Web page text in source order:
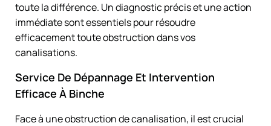
toute la différence. Un diagnostic précis et une action
immédiate sont essentiels pour résoudre
efficacement toute obstruction dans vos
canalisations.
Service De Dépannage Et Intervention
Efficace À Binche
Face à une obstruction de canalisation, il est crucial